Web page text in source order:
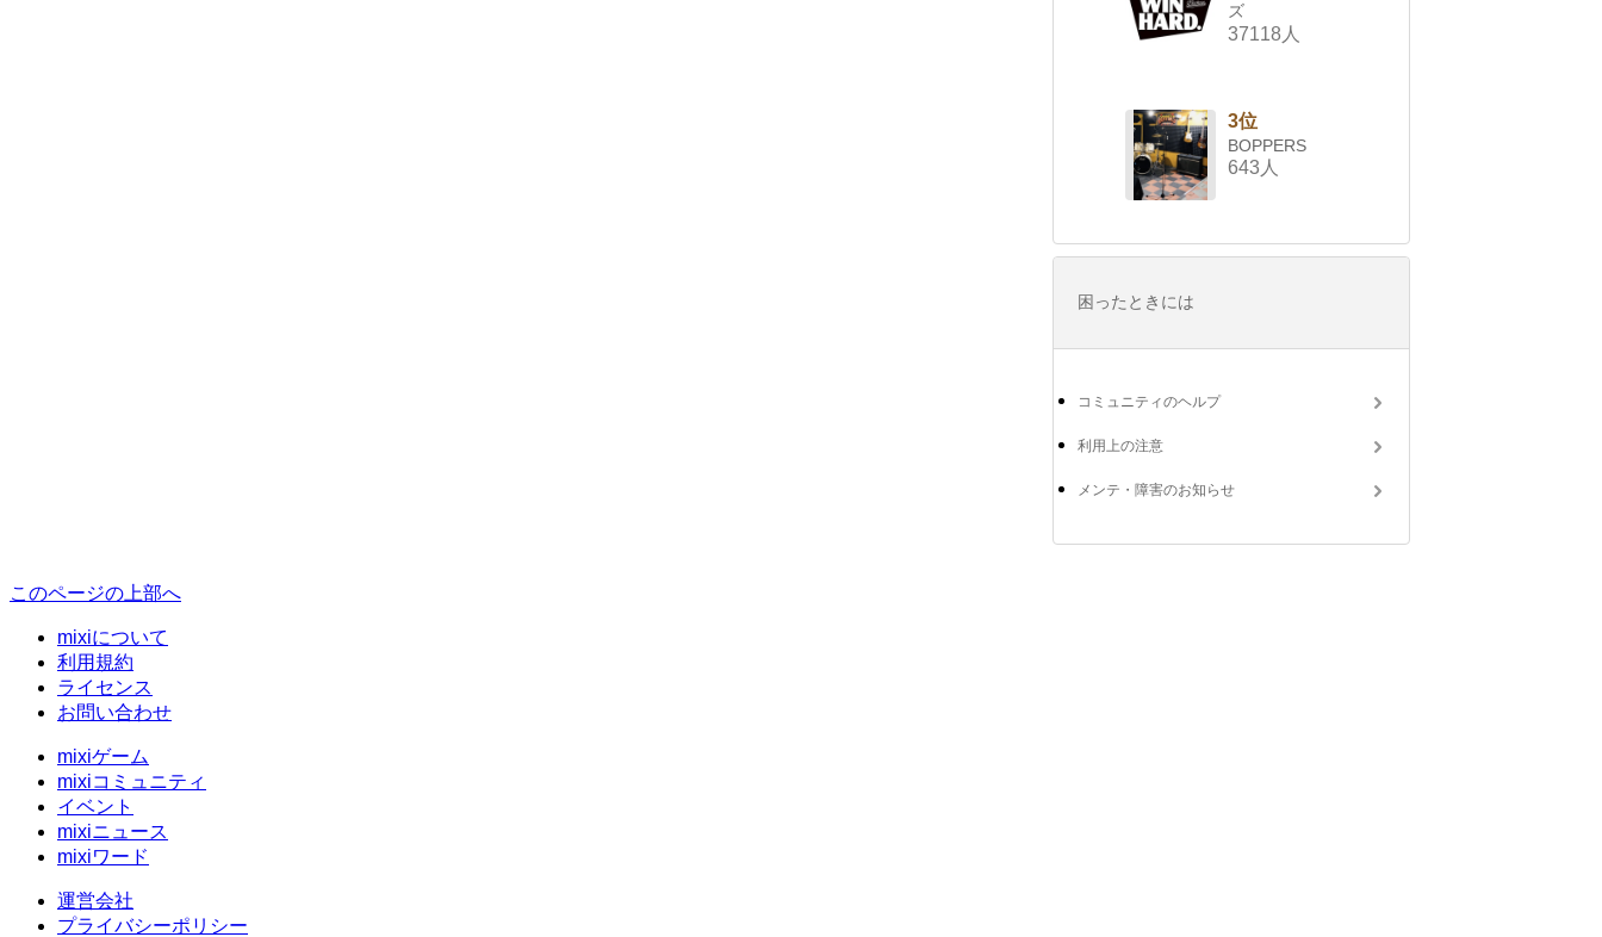
ズ
37118人
3位
BOPPERS
643人
困ったときには
コミュニティのヘルプ
利用上の注意
メンテ・障害のお知らせ
このページの上部へ
mixiについて
利用規約
ライセンス
お問い合わせ
mixiゲーム
mixiコミュニティ
イベント
mixiニュース
mixiワード
運営会社
プライバシーポリシー